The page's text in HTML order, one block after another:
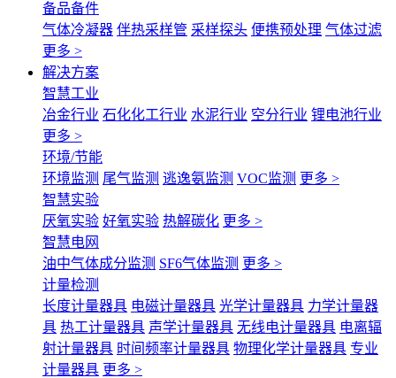
备品备件
气体冷凝器 伴热采样管 采样探头 便携预处理 气体过滤
更多 >
解决方案
智慧工业
冶金行业 石化化工行业 水泥行业 空分行业 锂电池行业
更多 >
环境/节能
环境监测 尾气监测 逃逸氨监测 VOC监测 更多 >
智慧实验
厌氧实验 好氧实验 热解碳化 更多 >
智慧电网
油中气体成分监测 SF6气体监测 更多 >
计量检测
长度计量器具 电磁计量器具 光学计量器具 力学计量器
具 热工计量器具 声学计量器具 无线电计量器具 电离辐
射计量器具 时间频率计量器具 物理化学计量器具 专业
计量器具 更多 >